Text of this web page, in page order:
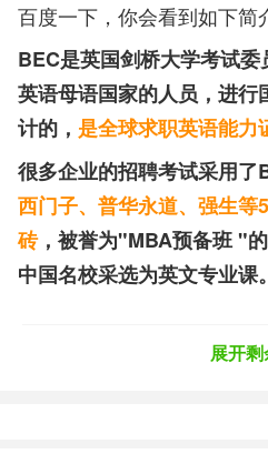
百度一下，你会看到如下简
BEC是英国剑桥大学考试
英语母语国家的人员，进
计的， 是全球求职英语能力
很多企业的招聘考试采用了
西门子、普华永道、强生等
砖，被誉为"MBA预备班 "
中国名校采选为英文专业课。
，是“职场
展开